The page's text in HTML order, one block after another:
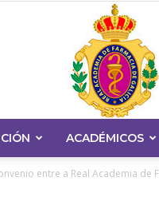
ACADÉMICOS
entre a Real Academia de